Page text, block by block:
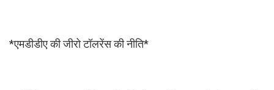
*एमडीडीए की जीरो टॉलरेंस की नीति*